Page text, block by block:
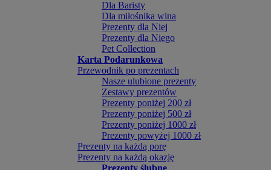
Dla Baristy
Dla miłośnika wina
Prezenty dla Niej
Prezenty dla Niego
Pet Collection
Karta Podarunkowa
Przewodnik po prezentach
Nasze ulubione prezenty
Zestawy prezentów
Prezenty poniżej 200 zł
Prezenty poniżej 500 zł
Prezenty poniżej 1000 zł
Prezenty powyżej 1000 zł
Prezenty na każdą porę
Prezenty na każdą okazję
Prezenty ślubne